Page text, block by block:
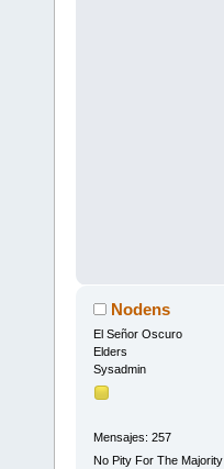
Nodens
El Señor Oscuro
Elders
Sysadmin
Mensajes: 257
No Pity For The Majority